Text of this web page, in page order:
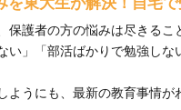
保護者の方の悩みは尽きるこ
い」「部活ばかりで勉強し
うにも、最新の教育事情がわ